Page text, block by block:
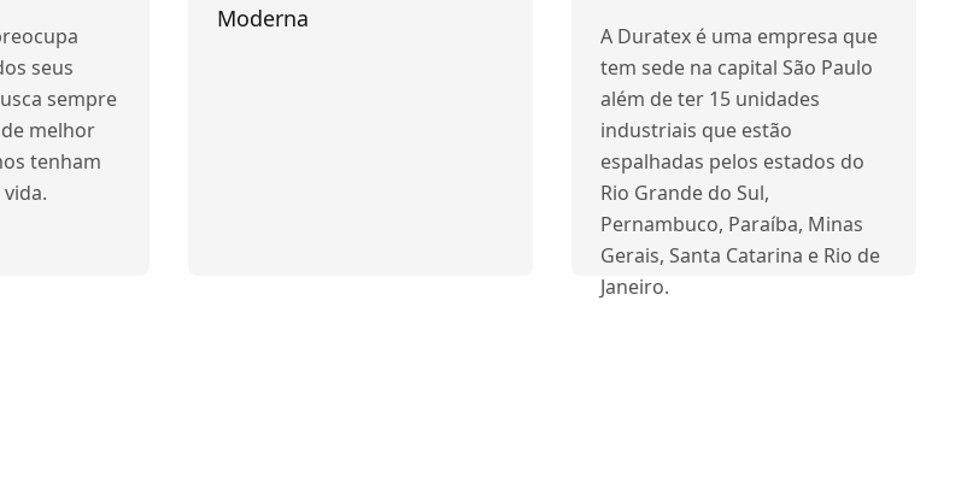
seus
sempre
melhor
tenham
Moderna
A Duratex é uma empresa que
tem sede na capital São Paulo
além de ter 15 unidades
industriais que estão
espalhadas pelos estados do
Rio Grande do Sul,
Pernambuco, Paraíba, Minas
Gerais, Santa Catarina e Rio de
Janeiro.